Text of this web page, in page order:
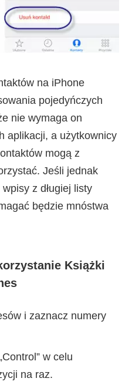
na iPhone
pojedyńczych
nie wymaga on
aplikacji, a użytkownicy
mogą z
Jeśli jednak
z długiej listy
będzie mnóstwa
Książki
i zaznacz numery
w celu
na raz.